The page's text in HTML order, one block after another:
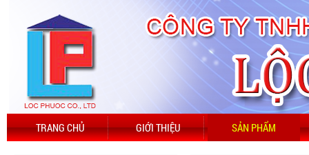
TRANG CHỦ GIỚI THIỆU SẢN PHẨM